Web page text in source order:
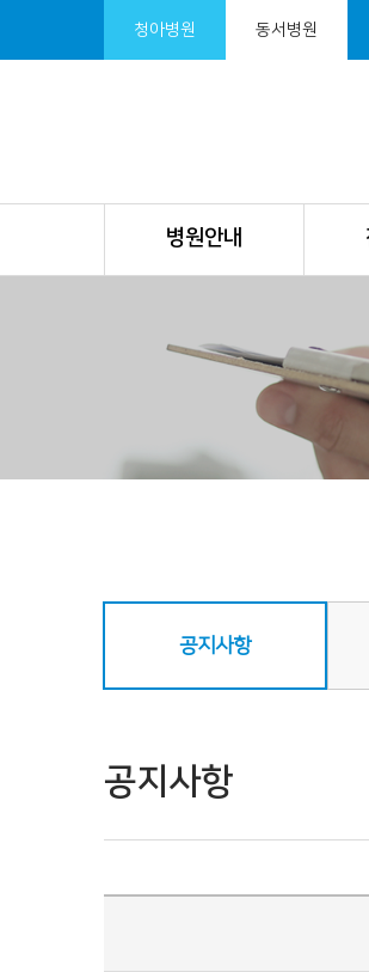
청아병원 동서병원
병원안내
공지사항
공지사항